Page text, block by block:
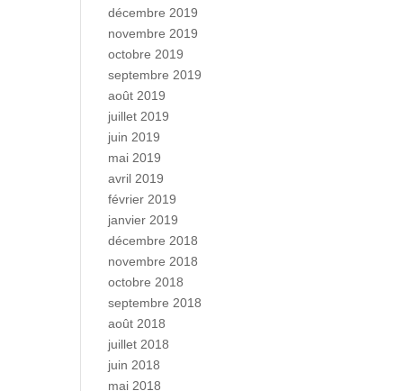
décembre 2019
novembre 2019
octobre 2019
septembre 2019
août 2019
juillet 2019
juin 2019
mai 2019
avril 2019
février 2019
janvier 2019
décembre 2018
novembre 2018
octobre 2018
septembre 2018
août 2018
juillet 2018
juin 2018
mai 2018